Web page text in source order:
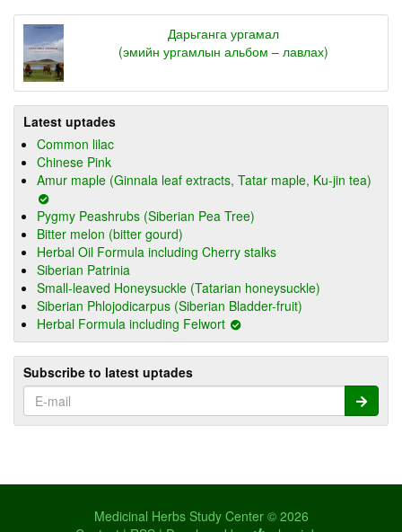
Дарьганга ургамал
(эмийн ургамлын альбом – лавлах)
Latest uptades
Common lilac
Chinese Pink
Amur maple (Ginnala leaf extracts, Tatar maple, Ku-jin tea)
Pygmy Peashrubs (Siberian Pea Tree)
Bitter melon (bitter gourd)
Herbal Oil Formula including Cherry stalks
Siberian Patrinia
Small-leaved Honeysuckle (Tatarian honeysuckle)
Siberian Phlojodicarpus (Siberian Bladder-fruit)
Herbal Formula including Felwort
Subscribe to latest uptades
Medicinal Herbs Study Center © 2026